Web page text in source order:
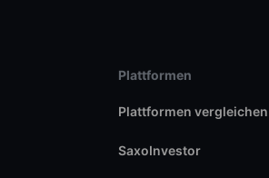
Plattformen
Plattformen vergleichen
SaxoInvestor